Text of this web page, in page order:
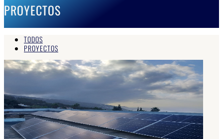
PROYECTOS
TODOS
PROYECTOS